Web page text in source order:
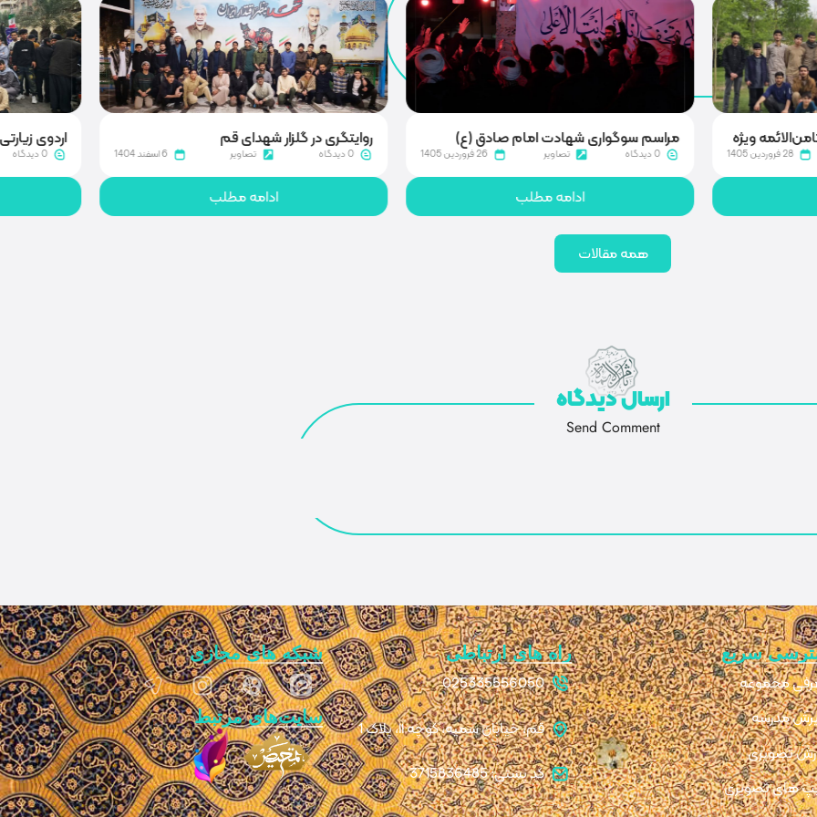
شهادت امام صادق (ع)
تصاویر
روایتگری در گلزار شهدای قم
0 دیدگاه تصاویر
اردوی زیارتی راهیان نور
تصاویر
همه مقالات
ارسال دیدگاه
Send Comment
سریع
مجموعه
مدرسه
تصویری
های تصویری
راه های ارتباطی
025335556050
قم، خیابان سمیه، کوچه ۱۱، پلاک 1
کد پستی: 3715836485
شبکه های مجازی
سایت‌های مرتبط